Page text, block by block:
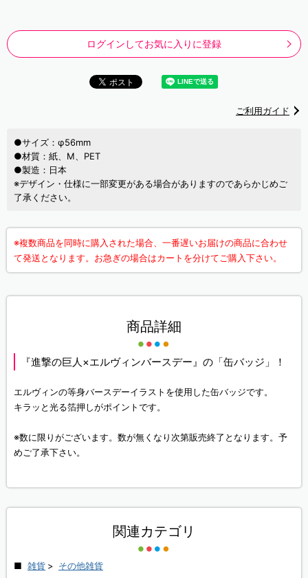
ログインしてお気に入りに登録
ご利用ガイド
●サイズ：φ56mm
●材質：紙、M、PET
●製造：日本
※デザイン・仕様に一部変更がある場合がありますのであらかじめご
了承ください。
※複数商品を同時に購入された場合、一番遅いお届けの商品に合わせ
て発送となります。お急ぎの場合はカートを分けてご購入下さい。
商品詳細
『進撃の巨人×エルヴィンバースデー』の「缶バッジ」！
エルヴィンの等身バースデーイラストを使用した缶バッジです。
キラッと光る箔押しがポイントです。
※数に限りがございます。数が無くなり次第販売終了となります。予
めご了承下さい。
関連カテゴリ
雑貨 > その他雑貨